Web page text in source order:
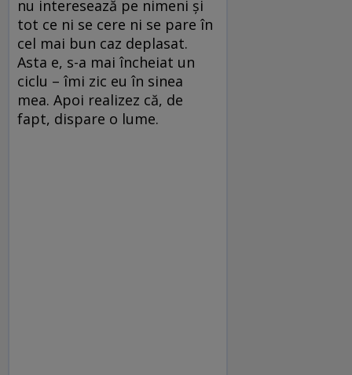
nu interesează pe nimeni şi
tot ce ni se cere ni se pare în
cel mai bun caz deplasat.
Asta e, s-a mai încheiat un
ciclu – îmi zic eu în sinea
mea. Apoi realizez că, de
fapt, dispare o lume.